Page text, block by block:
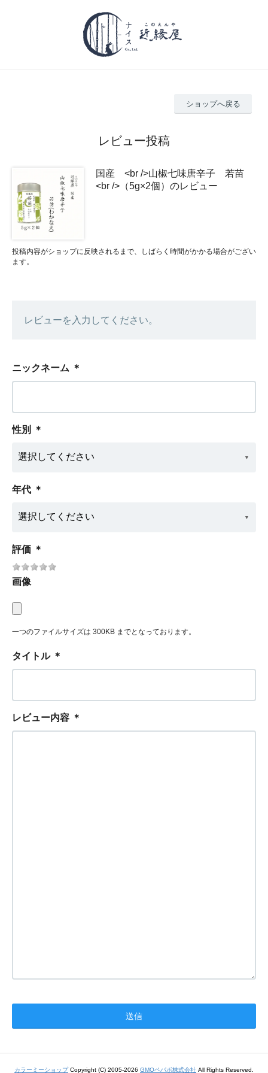
ショップへ戻る
レビュー投稿
国産 <br />山椒七味唐辛子 若苗
<br />（5g×2個）のレビュー
投稿内容がショップに反映されるまで、しばらく時間がかかる場合がござい
ます。
レビューを入力してください。
ニックネーム ＊
性別 ＊
年代 ＊
評価 ＊
画像
一つのファイルサイズは 300KB までとなっております。
タイトル ＊
レビュー内容 ＊
カラーミーショップCopyright (C) 2005-2026 GMOペパボ株式会社 All Rights Reserved.